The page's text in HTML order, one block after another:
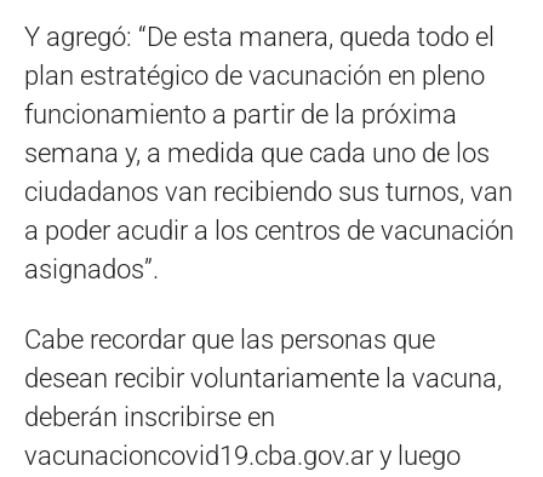
Y agregó: “De esta manera, queda todo el
plan estratégico de vacunación en pleno
funcionamiento a partir de la próxima
semana y, a medida que cada uno de los
ciudadanos van recibiendo sus turnos, van
a poder acudir a los centros de vacunación
asignados”.
Cabe recordar que las personas que
desean recibir voluntariamente la vacuna,
deberán inscribirse en
vacunacioncovid19.cba.gov.ar y luego